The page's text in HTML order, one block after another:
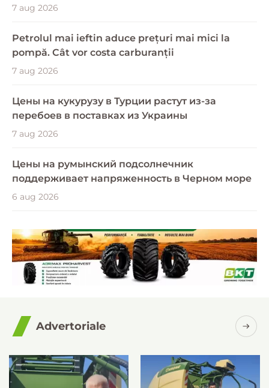
7 aug 2026
Petrolul mai ieftin aduce prețuri mai mici la
pompă. Cât vor costa carburanții
7 aug 2026
Цены на кукурузу в Турции растут из-за
перебоев в поставках из Украины
7 aug 2026
Цены на румынский подсолнечник
поддерживает напряженность в Черном море
6 aug 2026
Advertoriale